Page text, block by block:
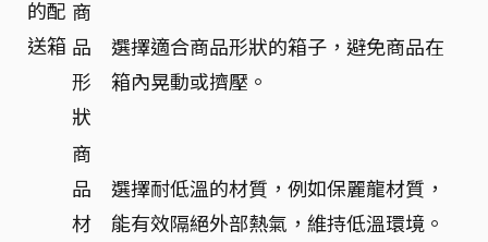
的配
送箱
商
品
形
狀
選擇適合商品形狀的箱子，避免商品在
箱內晃動或擠壓。
商
品
材
選擇耐低溫的材質，例如保麗龍材質，
能有效隔絕外部熱氣，維持低溫環境。